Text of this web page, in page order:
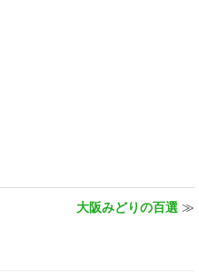
大阪みどりの百選 ≫